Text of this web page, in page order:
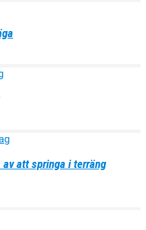
att springa i terräng